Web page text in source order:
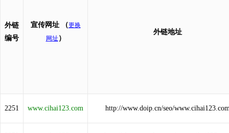
外链
编号
宣传网址 （更换
网址 ）
外链地址
2251 www.cihai123.com http://www.doip.cn/seo/